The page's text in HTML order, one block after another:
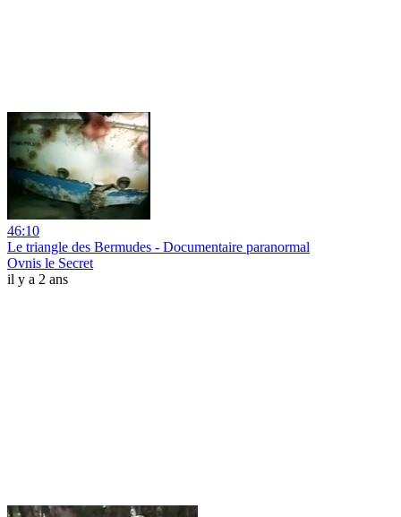
46:10
Le triangle des Bermudes - Documentaire paranormal
Ovnis le Secret
il y a 2 ans